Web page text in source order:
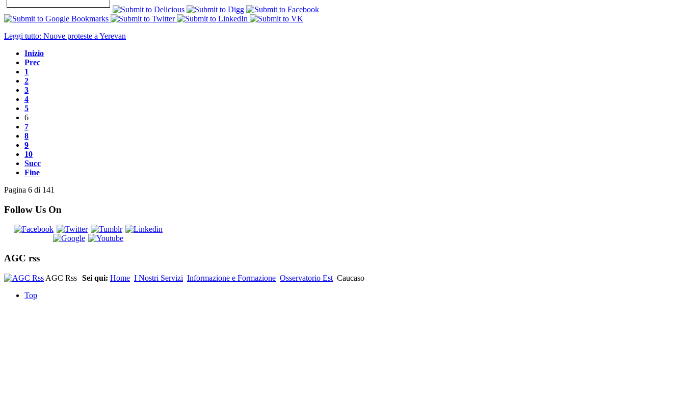
Leggi tutto: Nuove proteste a Yerevan
Inizio
Prec
1
2
3
4
5
6
7
8
9
10
Succ
Fine
Pagina 6 di 141
Follow Us On
AGC rss
AGC Rss Sei qui: Home I Nostri Servizi Informazione e Formazione Osservatorio Est Caucaso
Top